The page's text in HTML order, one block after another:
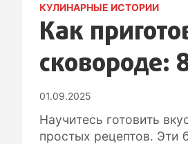
КУЛИНАРНЫЕ ИСТОРИИ
Как
сковороде:
01.09.2025
Научитесь готовить
простых рецептов. Эти